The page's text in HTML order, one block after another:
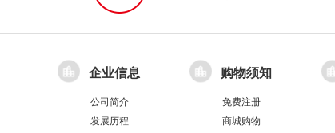
企业信息
公司简介
发展历程
购物须知
免费注册
商城购物